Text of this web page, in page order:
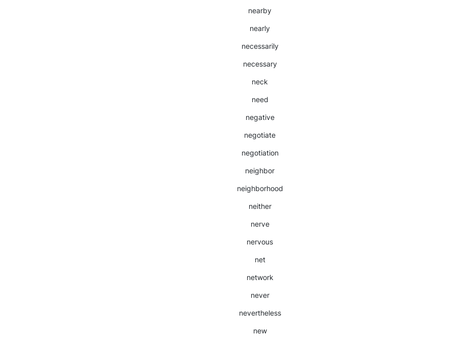
nearby
nearly
necessarily
necessary
neck
need
negative
negotiate
negotiation
neighbor
neighborhood
neither
nerve
nervous
net
network
never
nevertheless
new